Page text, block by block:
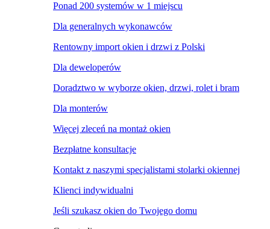
Ponad 200 systemów w 1 miejscu
Dla generalnych wykonawców
Rentowny import okien i drzwi z Polski
Dla deweloperów
Doradztwo w wyborze okien, drzwi, rolet i bram
Dla monterów
Więcej zleceń na montaż okien
Bezpłatne konsultacje
Kontakt z naszymi specjalistami stolarki okiennej
Klienci indywidualni
Jeśli szukasz okien do Twojego domu